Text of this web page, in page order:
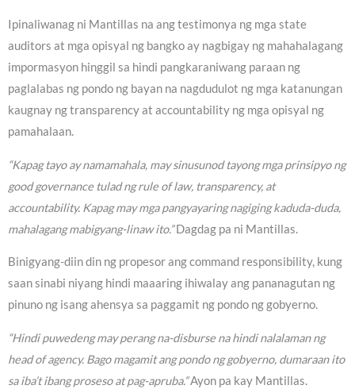
Ipinaliwanag ni Mantillas na ang testimonya ng mga state
auditors at mga opisyal ng bangko ay nagbigay ng mahahalagang
impormasyon hinggil sa hindi pangkaraniwang paraan ng
paglalabas ng pondo ng bayan na nagdudulot ng mga katanungan
kaugnay ng transparency at accountability ng mga opisyal ng
pamahalaan.
“Kapag tayo ay namamahala, may sinusunod tayong mga prinsipyo ng
good governance tulad ng rule of law, transparency, at
accountability. Kapag may mga pangyayaring nagiging kaduda-duda,
mahalagang mabigyang-linaw ito.”Dagdag pa ni Mantillas.
Binigyang-diin din ng propesor ang command responsibility, kung
saan sinabi niyang hindi maaaring ihiwalay ang pananagutan ng
pinuno ng isang ahensya sa paggamit ng pondo ng gobyerno.
“Hindi puwedeng may perang na-disburse na hindi nalalaman ng
head of agency. Bago magamit ang pondo ng gobyerno, dumaraan ito
sa iba’t ibang proseso at pag-apruba.”Ayon pa kay Mantillas.